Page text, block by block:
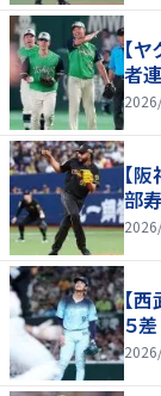
【
者
【
部
【
５